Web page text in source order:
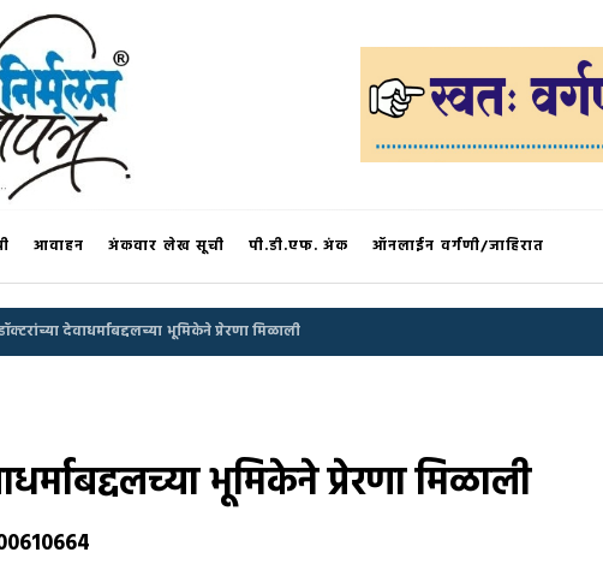
वार्तापत्र ®
आवाहन अंकवार लेख सूची पी.डी.एफ. अंक ऑनलाईन वर्गणी/जाहिरात
देवाधर्माबद्दलच्या भूमिकेने प्रेरणा मिळाली
भूमिकेने प्रेरणा मिळाली